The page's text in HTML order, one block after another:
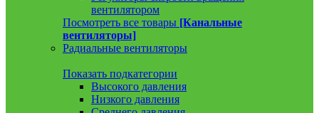
вентилятором
Посмотреть все товары [Канальные
вентиляторы]
Радиальные вентиляторы
Показать подкатегории
Высокого давления
Низкого давления